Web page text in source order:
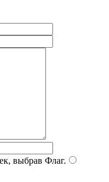
выбрав Флаг.